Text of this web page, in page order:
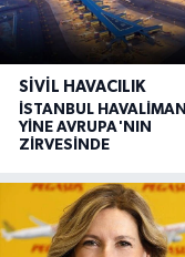
SIVIL HAVACILIK
İSTANBUL HAVALİMANI
YİNE AVRUPA'NIN
ZİRVESİNDE